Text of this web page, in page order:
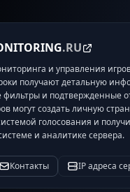
.RU
и управления
получают детальную
фильтры и подтвержденные
могут создать личную
голосования и
и аналитике сервера.
Контакты IP адреса